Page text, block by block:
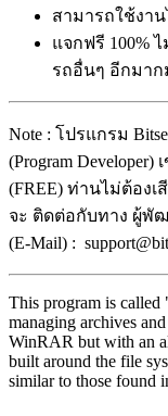
สามารถใช้งา
แจกฟรี 100%
รถอื่นๆ อีกมาก
Note : โปรแกรม
(Program
(FREE) ท่านไม่ต้อง
จะ ติดต่อกับทาง ผู้พั
(E-Mail) :
This program is called
managing archives
WinRAR but with an
built around the file
similar to those found